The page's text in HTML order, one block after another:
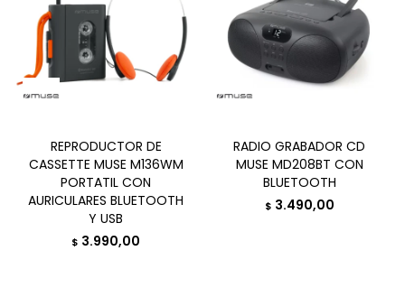
REPRODUCTOR DE
CASSETTE MUSE M136WM
PORTATIL CON
AURICULARES BLUETOOTH
Y USB
$ 3.990,00
RADIO GRABADOR CD
MUSE MD208BT CON
BLUETOOTH
$ 3.490,00